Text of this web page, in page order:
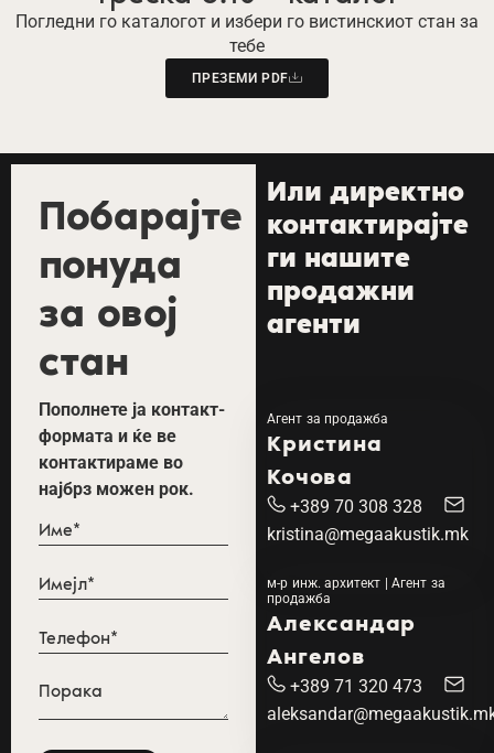
Погледни го каталогот и избери го вистинскиот стан за
тебе
ПРЕЗЕМИ PDF
Побарајте
понуда
за овој
стан
Пополнете ја контакт-
формата и ќе ве
контактираме во
најбрз можен рок.
Или директно
контактирајте
ги нашите
продажни
агенти
Агент за продажба
Кристина
Кочова
+389 70 308 328
kristina@megaakustik.mk
м-р инж. архитект | Агент за
продажба
Александар
Ангелов
+389 71 320 473